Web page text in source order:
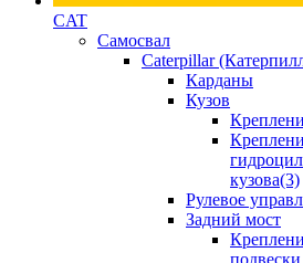
CAT
Самосвал
Caterpillar
Карданы
Кузов
кузова(3)
Рулевое
Задний мост